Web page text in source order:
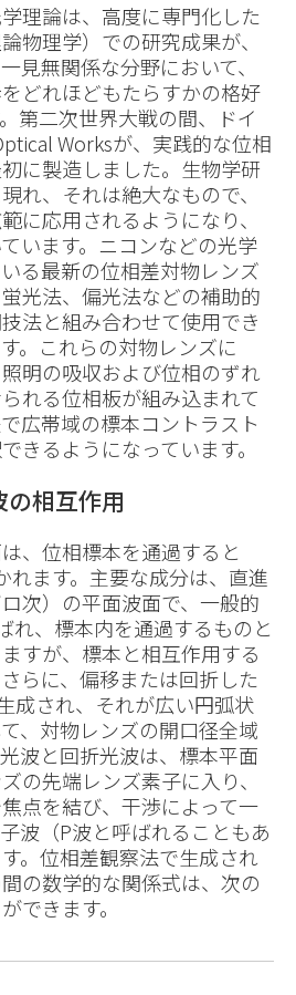
理論は、高度に専門化した
物理学）での研究成果が、
見無関係な分野において、
どれほどもたらすかの格好
第二次世界大戦の間、ドイ
Worksが、実践的な位相
に製造しました。生物学研
れ、それは絶大なもので、
に応用されるようになり、
います。ニコンなどの光学
る最新の位相差対物レンズ
光法、偏光法などの補助的
法と組み合わせて使用でき
。これらの対物レンズに
明の吸収および位相のずれ
れる位相板が組み込まれて
広帯域の標本コントラスト
きるようになっています。
相互作用
、位相標本を通過すると
れます。主要な成分は、直進
ロ次）の平面波面で、一般的
れ、標本内を通過するものと
すが、標本と相互作用する
らに、偏移または回折した
成され、それが広い円弧状
て、対物レンズの開口径全域
波と回折光波は、標本平面
の先端レンズ素子に入り、
点を結び、干渉によって一
波（P波と呼ばれることもあ
。位相差観察法で生成され
の数学的な関係式は、次の
できます。